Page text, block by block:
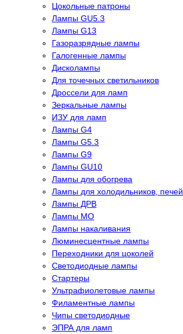
Цокольные патроны
Лампы GU5.3
Лампы G13
Газоразрядные лампы
Галогенные лампы
Дисколампы
Для точечных светильников
Дроссели для ламп
Зеркальные лампы
ИЗУ для ламп
Лампы G4
Лампы G5.3
Лампы G9
Лампы GU10
Лампы для обогрева
Лампы для холодильников, печей
Лампы ДРВ
Лампы МО
Лампы накаливания
Люминесцентные лампы
Переходники для цоколей
Светодиодные лампы
Стартеры
Ультрафиолетовые лампы
Филаментные лампы
Чипы светодиодные
ЭПРА для ламп